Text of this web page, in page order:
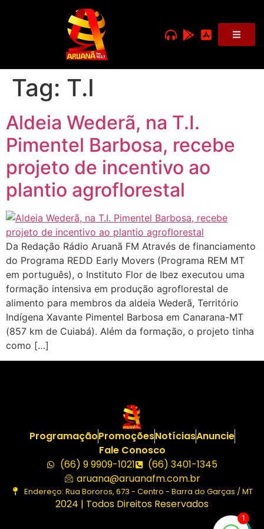
Tag: T.I
Aldeia Wederã, na T.I.
Pimentel Barbosa, recebe
projeto de incentivo ao
plantio agroflorestal
Da Redação Rádio Aruanã FM Através de financiamento
do Programa REDD Early Movers (Programa REM MT
em português), o Instituto Flor de Ibez executou uma
formação intensiva em produção agroflorestal de
alimento para membros da aldeia Wederã, Território
Indígena Xavante Pimentel Barbosa em Canarana-MT
(857 km de Cuiabá). Além da formação, o projeto tinha
como […]
ProgramaçãoPromoçõesNotíciasAnuncie
Fale Conosco
(66) 9 9909-1021
(66) 3401-1345
aruana@aruanafm.com.br
Endereço: Rua Bororos, 673 - Centro - Barra do Garças / MT
2024 | Todos Direitos Reservados
1